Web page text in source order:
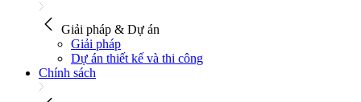
Giải pháp & Dự án
Giải pháp
Dự án thiết kế và thi công
Chính sách